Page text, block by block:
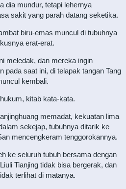
dia mundur, tetapi lehernya
sakit yang parah datang seketika.
biru-emas muncul di tubuhnya
erat-erat.
meledak, dan mereka ingin
pada saat ini, di telapak tangan Tang
kembali.
kitab kata-kata.
memadat, kekuatan lima
sekejap, tubuhnya ditarik ke
mencengkeram tenggorokannya.
ke seluruh tubuh bersama dengan
Tianjing tidak bisa bergerak, dan
terlihat di matanya.